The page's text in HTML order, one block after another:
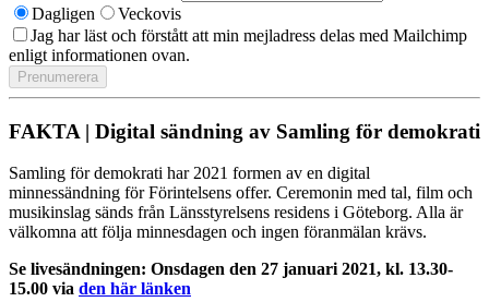
Dagligen
Veckovis
Jag har läst och förstått att min mejladress delas med Mailchimp
enligt informationen ovan.
FAKTA | Digital sändning av Samling för demokrati
Samling för demokrati har 2021 formen av en digital
minnessändning för Förintelsens offer. Ceremonin med tal, film och
musikinslag sänds från Länsstyrelsens residens i Göteborg. Alla är
välkomna att följa minnesdagen och ingen föranmälan krävs.
Se livesändningen: Onsdagen den 27 januari 2021, kl. 13.30-
15.00 via den här länken